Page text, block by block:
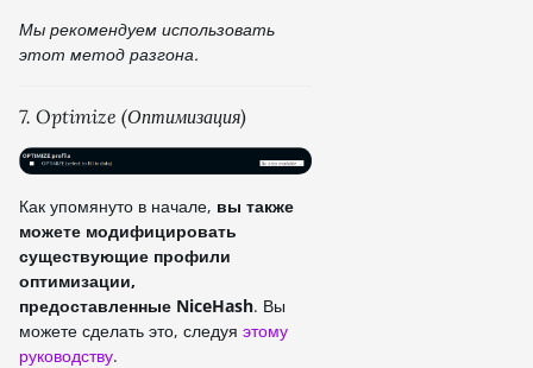
Мы рекомендуем использовать
этот метод разгона.
7. Optimize (Оптимизация)
Как упомянуто в начале, вы также
можете модифицировать
существующие профили
оптимизации,
предоставленные NiceHash. Вы
можете сделать это, следуя этому
руководству.